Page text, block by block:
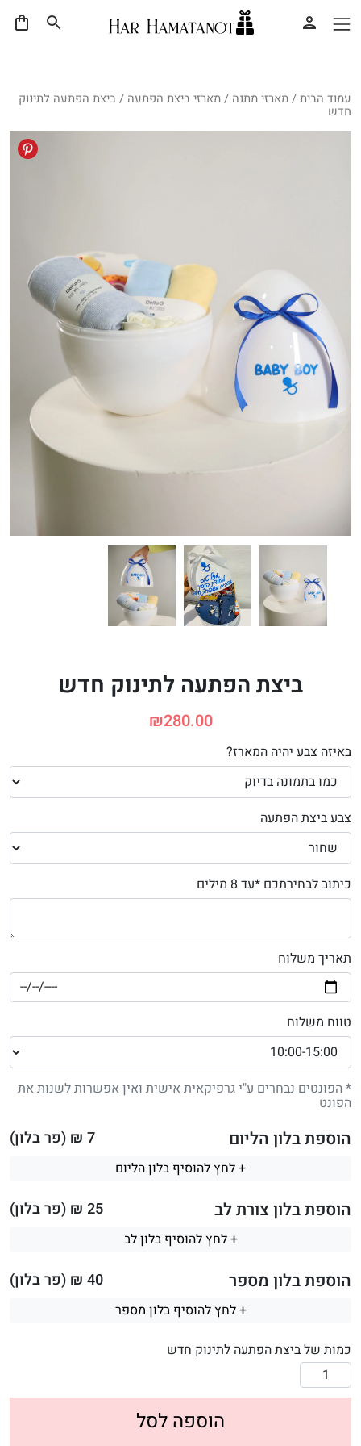
עמוד הבית/מארזי מתנה /מארזי ביצת הפתעה / ביצת הפתעה לתינוק
חדש
ביצת הפתעה לתינוק חדש
₪280.00
באיזה צבע יהיה המארז?
צבע ביצת הפתעה
כיתוב לבחירתכם *עד 8 מילים
תאריך משלוח
טווח משלוח
* הפונטים נבחרים ע"י גרפיקאית אישית ואין אפשרות לשנות את
הפונט
הוספת בלון הליום 7 ₪ (פר בלון)
+ לחץ להוסיף בלון הליום
הוספת בלון צורת לב 25 ₪ (פר בלון)
+ לחץ להוסיף בלון לב
הוספת בלון מספר 40 ₪ (פר בלון)
+ לחץ להוסיף בלון מספר
כמות של ביצת הפתעה לתינוק חדש
הוספה לסל